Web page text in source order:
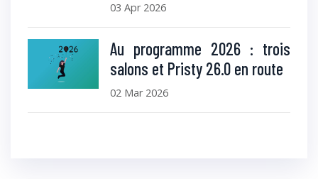
03 Apr 2026
Au programme 2026 : trois
salons et Pristy 26.0 en route
02 Mar 2026